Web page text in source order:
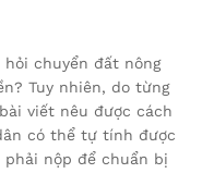
chuyển đất nông
Tuy nhiên, do từng
viết nêu được cách
có thể tự tính được
nộp để chuẩn bị